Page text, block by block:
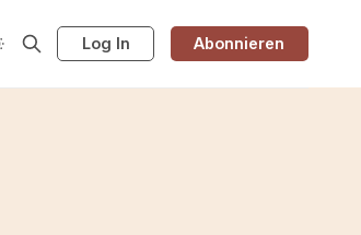
Log In Abonnieren